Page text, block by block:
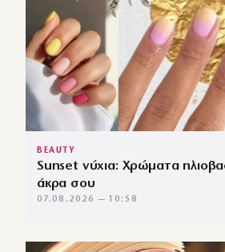
BEAUTY
Sunset νύχια: Χρώματα
άκρα σου
07.08.2026 — 10:58